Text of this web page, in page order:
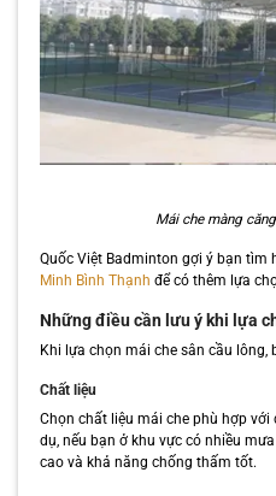
Mái che màng
Quốc Việt Badminton gợi ý bạn tìm
Minh Bình Thạnh để có thêm lựa
Những điều cần lưu ý khi lựa
Khi lựa chọn mái che sân cầu lông,
Chất liệu
Chọn chất liệu mái che phù hợp
dụ, nếu bạn ở khu vực có nhiều
cao và khả năng chống thấm tốt.